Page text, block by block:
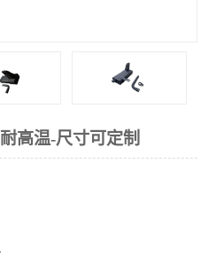
高温-尺寸可定制